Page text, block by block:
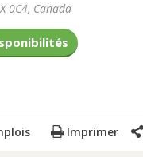
0C4, Canada
Imprimer